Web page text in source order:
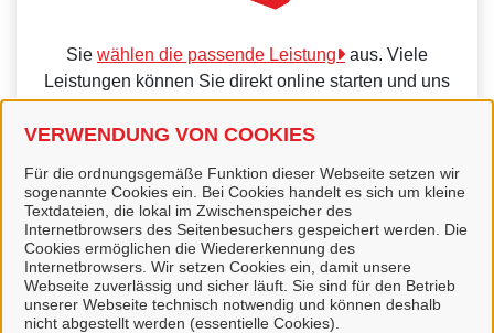
VERWENDUNG VON COOKIES
Für die ordnungsgemäße Funktion dieser Webseite setzen wir
sogenannte Cookies ein. Bei Cookies handelt es sich um kleine
Textdateien, die lokal im Zwischenspeicher des
Internetbrowsers des Seitenbesuchers gespeichert werden. Die
Cookies ermöglichen die Wiedererkennung des
Internetbrowsers. Wir setzen Cookies ein, damit unsere
Webseite zuverlässig und sicher läuft. Sie sind für den Betrieb
unserer Webseite technisch notwendig und können deshalb
nicht abgestellt werden (essentielle Cookies).
Sie wählen die passende Leistung
aus. Viele
Leistungen können Sie direkt online starten und uns
zur Bearbeitung übermitteln.
4. Kommunikation über unser Portal